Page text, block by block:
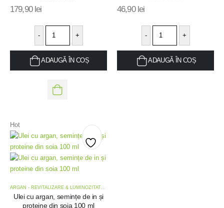
179,90 lei
- +
ADAUGĂ ÎN COȘ
46,90 lei
- +
ADAUGĂ ÎN COȘ
Hot
Add
wishlist
ARGAN - REVITALIZARE & LUMINOZITATE,
Ulei cu argan, semințe de in și
proteine din soia 100 ml